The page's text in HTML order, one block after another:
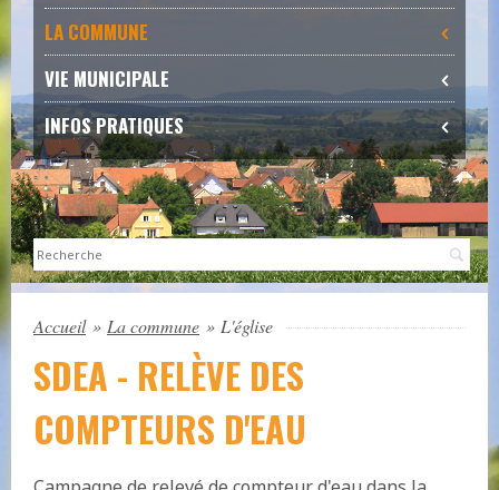
LA COMMUNE
VIE MUNICIPALE
INFOS PRATIQUES
Accueil » La commune » L'église
SDEA - RELÈVE DES
COMPTEURS D'EAU